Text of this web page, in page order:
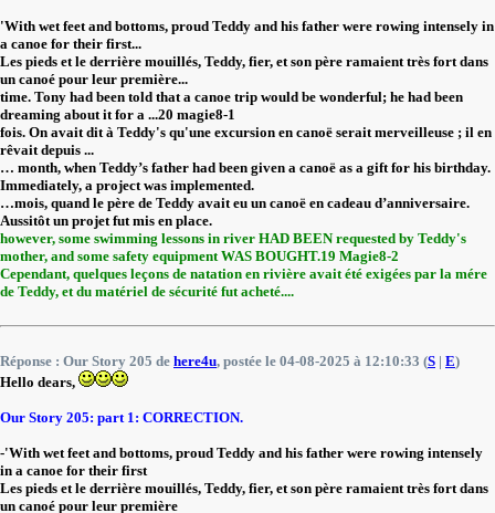
'With wet feet and bottoms, proud Teddy and his father were rowing intensely in
a canoe for their first...
Les pieds et le derrière mouillés, Teddy, fier, et son père ramaient très fort dans
un canoé pour leur première...
time. Tony had been told that a canoe trip would be wonderful; he had been
dreaming about it for a ...20 magie8-1
fois. On avait dit à Teddy's qu'une excursion en canoë serait merveilleuse ; il en
rêvait depuis ...
… month, when Teddy’s father had been given a canoë as a gift for his birthday.
Immediately, a project was implemented.
…mois, quand le père de Teddy avait eu un canoë en cadeau d’anniversaire.
Aussitôt un projet fut mis en place.
however, some swimming lessons in river HAD BEEN requested by Teddy's
mother, and some safety equipment WAS BOUGHT.19 Magie8-2
Cependant, quelques leçons de natation en rivière avait été exigées par la mére
de Teddy, et du matériel de sécurité fut acheté....
Réponse : Our Story 205 de here4u, postée le 04-08-2025 à 12:10:33 (S | E)
Hello dears,
Our Story 205: part 1: CORRECTION.
-'With wet feet and bottoms, proud Teddy and his father were rowing intensely
in a canoe for their first
Les pieds et le derrière mouillés, Teddy, fier, et son père ramaient très fort dans
un canoé pour leur première